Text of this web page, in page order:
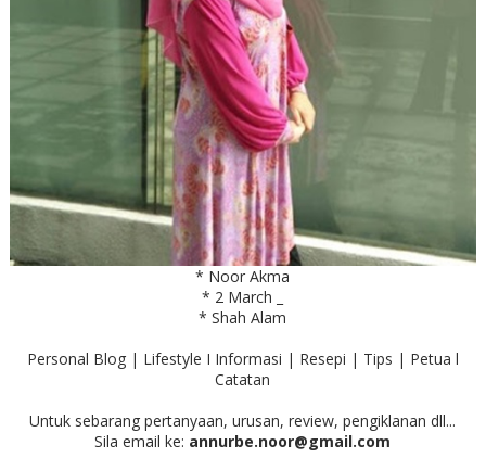
* Noor Akma
* 2 March _
* Shah Alam
Personal Blog | Lifestyle I Informasi | Resepi | Tips | Petua l
Catatan
Untuk sebarang pertanyaan, urusan, review, pengiklanan dll...
Sila email ke: annurbe.noor@gmail.com